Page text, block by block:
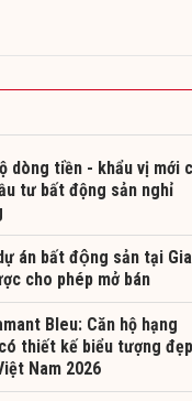
dòng tiền - khẩu vị mới
tư bất động sản nghỉ
án bất động sản tại Gia
cho phép mở bán
Bleu: Căn hộ hạng
thiết kế biểu tượng đẹp
Nam 2026